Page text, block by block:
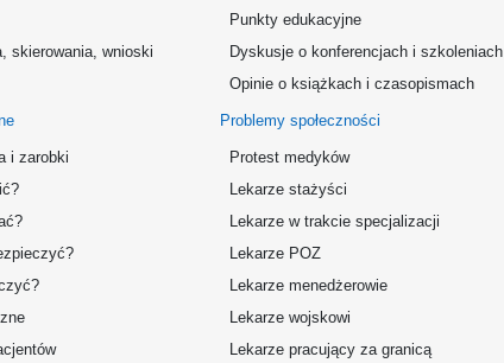
skierowania, wnioski
i zarobki
Punkty edukacyjne
Dyskusje o konferencjach i szkoleniach
Opinie o książkach i czasopismach
Problemy społeczności
Protest medyków
Lekarze stażyści
Lekarze w trakcie specjalizacji
Lekarze POZ
Lekarze menedżerowie
Lekarze wojskowi
Lekarze pracujący za granicą